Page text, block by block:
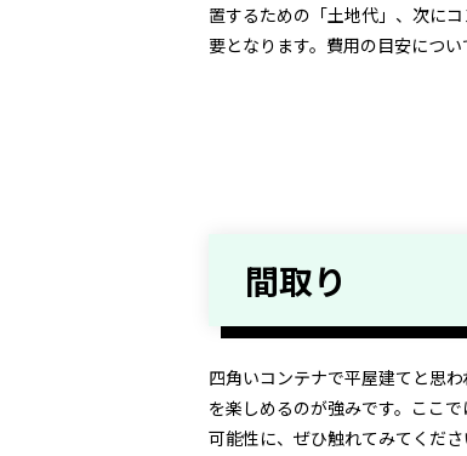
置するための「土地代」、次に
要となります。費用の目安につ
間取り
四角いコンテナで平屋建てと思
を楽しめるのが強みです。ここ
可能性に、ぜひ触れてみてくださ